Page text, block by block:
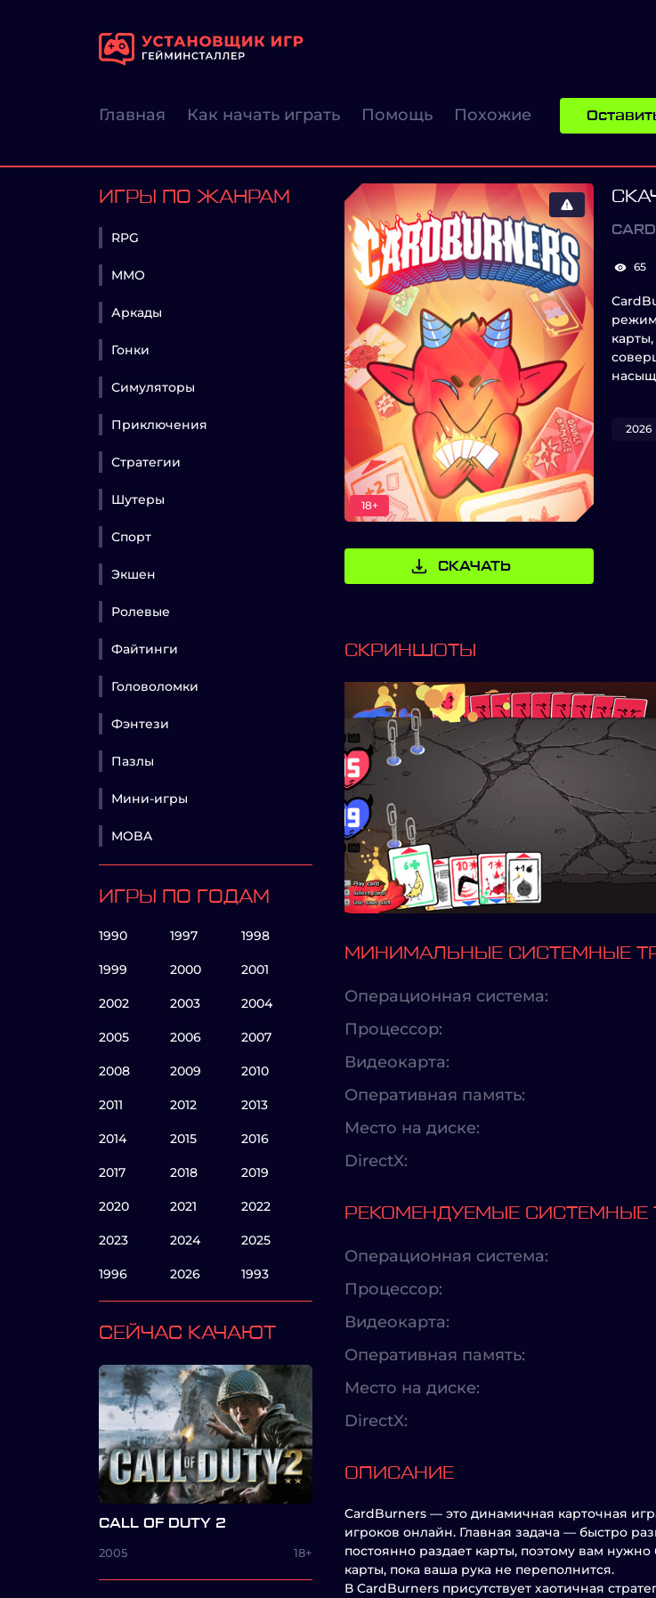
Главная Как начать играть Помощь Похожие
ИГРЫ ПО ЖАНРАМ
RPG
MMO
Аркады
Гонки
Симуляторы
Приключения
Стратегии
Шутеры
Спорт
Экшен
Ролевые
Файтинги
Головоломки
Фэнтези
Пазлы
Мини-игры
MOBA
ИГРЫ ПО ГОДАМ
1990 1997 1998
1999 2000 2001
2002 2003 2004
2005 2006 2007
2008 2009 2010
2011 2012 2013
2014 2015 2016
2017 2018 2019
2020 2021 2022
2023 2024 2025
1996 2026 1993
СЕЙЧАС КАЧАЮТ
CALL OF DUTY 2
2005 18+
18+
СКАЧАТЬ
65
2026
СКРИНШОТЫ
МИНИМАЛЬНЫЕ СИСТЕМНЫЕ
Операционная система:
Процессор:
Видеокарта:
Оперативная память:
Место на диске:
DirectX:
РЕКОМЕНДУЕМЫЕ СИСТЕМНЫЕ
Операционная система:
Процессор:
Видеокарта:
Оперативная память:
Место на диске:
DirectX:
ОПИСАНИЕ
CardBurners — это динамичная карточная
игроков онлайн. Главная задача — быстро
постоянно раздает карты, поэтому вам
карты, пока ваша рука не переполнится.
В CardBurners присутствует хаотичная